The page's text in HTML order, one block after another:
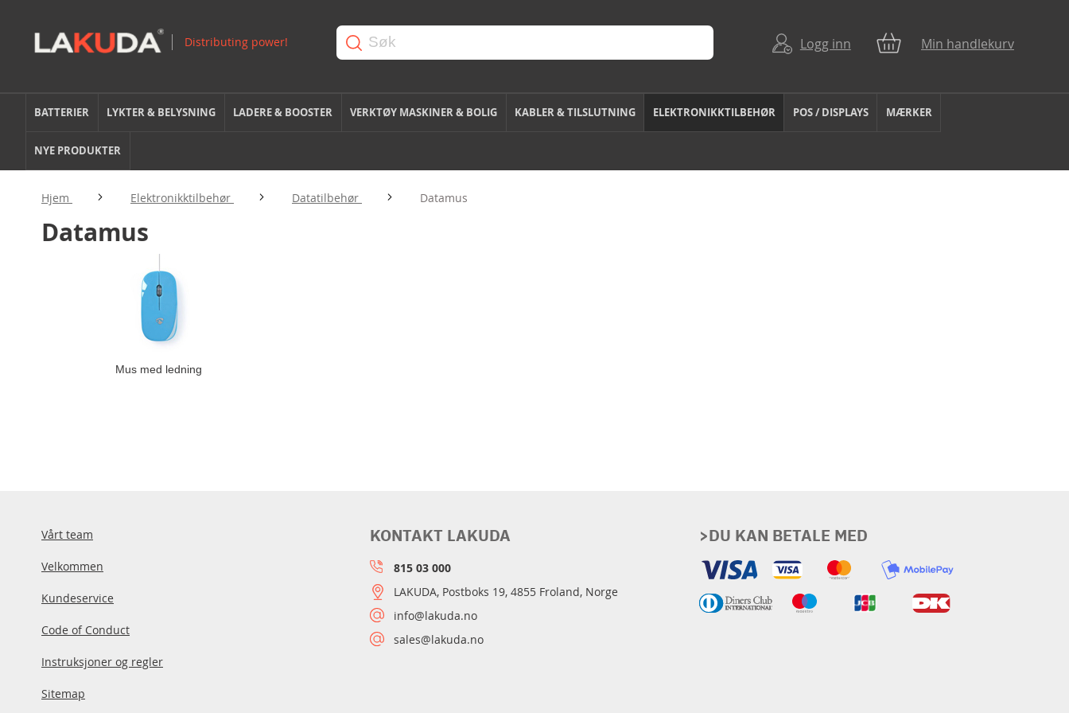
Logg inn Min handlekurv
BATTERIER LYKTER & BELYSNING LADERE & BOOSTER VERKTØY MASKINER & BOLIG KABLER & TILSLUTNING ELEKTRONIKKTILBEHØR POS / DISPLAYS MÆRKER
NYE PRODUKTER
Hjem Elektronikktilbehør Datatilbehør Datamus
Datamus
Mus med ledning
Vårt team
Velkommen
Kundeservice
Code of Conduct
Instruksjoner og regler
Sitemap
>DU KAN BETALE MED
KONTAKT LAKUDA
815 03 000
LAKUDA, Postboks 19, 4855 Froland, Norge
info@lakuda.no
sales@lakuda.no